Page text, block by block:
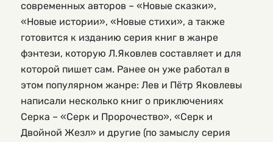
современных авторов – «Новые сказки»,
«Новые истории», «Новые стихи», а также
готовится к изданию серия книг в жанре
фэнтези, которую Л.Яковлев составляет и для
которой пишет сам. Ранее он уже работал в
этом популярном жанре: Лев и Пётр Яковлевы
написали несколько книг о приключениях
Серка – «Серк и Пророчество», «Серк и
Двойной Жезл» и другие (по замыслу серия